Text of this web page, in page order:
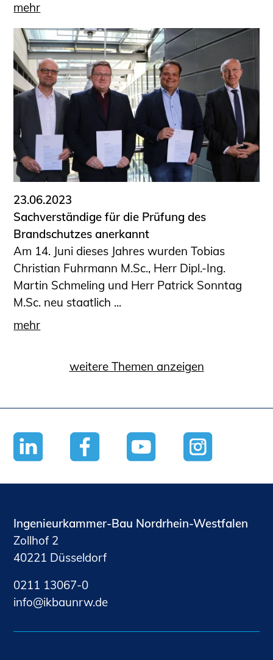
mehr
23.06.2023
Sachverständige für die Prüfung des
Brandschutzes anerkannt
Am 14. Juni dieses Jahres wurden Tobias
Christian Fuhrmann M.Sc., Herr Dipl.-Ing.
Martin Schmeling und Herr Patrick Sonntag
M.Sc. neu staatlich ...
mehr
weitere Themen anzeigen
Ingenieurkammer-Bau Nordrhein-Westfalen
Zollhof 2
40221 Düsseldorf
0211 13067-0
nf
kb nrwd